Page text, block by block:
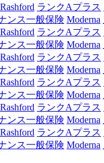
Rashford ランクAプラス
ンス一般保険 Moderna
Rashford ランクAプラス
ンス一般保険 Moderna
Rashford ランクAプラス
ンス一般保険 Moderna
Rashford ランクAプラス
ンス一般保険 Moderna
Rashford ランクAプラス
ンス一般保険 Moderna
Rashford ランクAプラス
ンス一般保険 Moderna